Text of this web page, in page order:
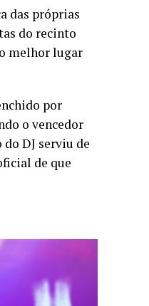
das próprias
do recinto
melhor lugar
por
o vencedor
DJ serviu de
de que